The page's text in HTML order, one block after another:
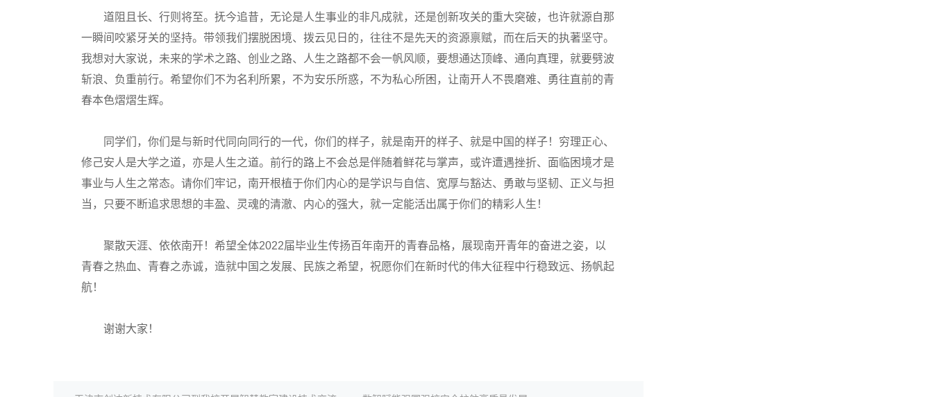
道阻且长、行则将至。抚今追昔，无论是人生事业的非凡成就，还是创新攻关的重大突破，也许就源自那
一瞬间咬紧牙关的坚持。带领我们摆脱困境、拨云见日的，往往不是先天的资源禀赋，而在后天的执著坚守。
我想对大家说，未来的学术之路、创业之路、人生之路都不会一帆风顺，要想通达顶峰、通向真理，就要劈波
斩浪、负重前行。希望你们不为名利所累，不为安乐所惑，不为私心所困，让南开人不畏磨难、勇往直前的青
春本色熠熠生辉。
同学们，你们是与新时代同向同行的一代，你们的样子，就是南开的样子、就是中国的样子！穷理正心、
修己安人是大学之道，亦是人生之道。前行的路上不会总是伴随着鲜花与掌声，或许遭遇挫折、面临困境才是
事业与人生之常态。请你们牢记，南开根植于你们内心的是学识与自信、宽厚与豁达、勇敢与坚韧、正义与担
当，只要不断追求思想的丰盈、灵魂的清澈、内心的强大，就一定能活出属于你们的精彩人生！
聚散天涯、依依南开！希望全体2022届毕业生传扬百年南开的青春品格，展现南开青年的奋进之姿，以
青春之热血、青春之赤诚，造就中国之发展、民族之希望，祝愿你们在新时代的伟大征程中行稳致远、扬帆起
航！
谢谢大家！